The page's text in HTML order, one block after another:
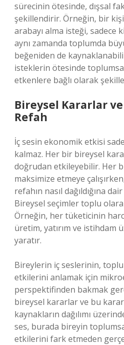
sürecinin ötesinde, dışsal
şekillendirir. Örneğin, bir
arabayı alma isteği, sadece
aynı zamanda toplumda
beğeniden de
isteklerin ötesinde
etkenlere bağlı olarak
Bireysel Kararlar
Refah
İç sesin ekonomik etkisi
kalmaz. Her bir bireysel
doğrudan etkileyebilir. Her
maksimize etmeye
refahın nasıl dağıldığına
Bireysel seçimler toplu
Örneğin, her tüketicinin
üretim, yatırım ve istihdam
yaratır.
Bireylerin iç seslerinin,
etkilerini anlamak için
perspektifinden bakmak
bireysel kararlar ve bu
kaynakların dağılımı
ses, burada bireyin
etkilerini fark etmeden